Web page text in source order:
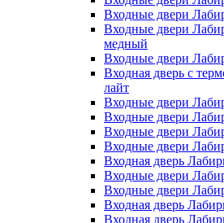
Входные двери
Входные двери
медный
Входные двери
Входная дверь с
лайт
Входные двери
Входные двери
Входные двери
Входные двери
Входная дверь
Входные двери
Входные двери
Входная дверь
Входная дверь